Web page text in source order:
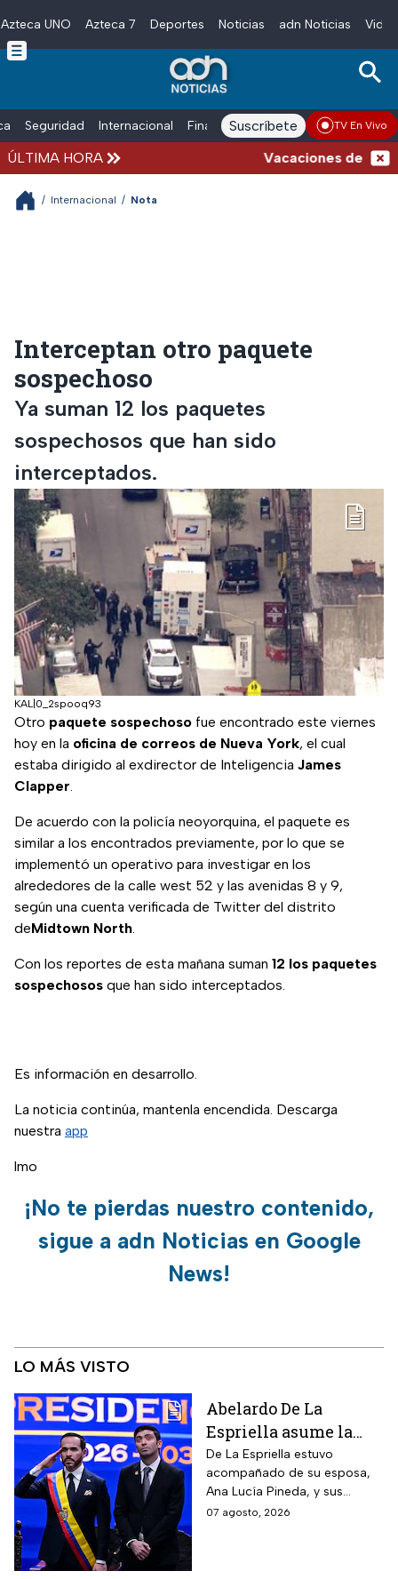
Skip to main content
Azteca UNO Azteca 7 Deportes Noticias adn Noticias
Seguridad Internacional Finanzas adn Noticias Radio
Suscríbete TV En Vivo
ÚLTIMA HORA Vacaciones de
/ Internacional / Nota
Interceptan otro paquete
sospechoso
Ya suman 12 los paquetes
sospechosos que han sido
interceptados.
KAL|0_2spooq93
Otro paquete sospechoso fue encontrado este viernes
hoy en la oficina de correos de Nueva York, el cual
estaba dirigido al exdirector de Inteligencia James
Clapper.
De acuerdo con la policía neoyorquina, el paquete es
similar a los encontrados previamente, por lo que se
implementó un operativo para investigar en los
alrededores de la calle west 52 y las avenidas 8 y 9,
según una cuenta verificada de Twitter del distrito
deMidtown North.
Con los reportes de esta mañana suman 12 los paquetes
sospechosos que han sido interceptados.
Es información en desarrollo.
La noticia continúa, mantenla encendida. Descarga
nuestra app
lmo
¡No te pierdas nuestro contenido,
sigue a adn Noticias en Google
News!
LO MÁS VISTO
Abelardo De La
Espriella asume la
presidencia de
Colombia; así fue su
atípica investidura en
Cali
De La Espriella estuvo
acompañado de su esposa,
Ana Lucía Pineda, y sus
cuatro hijos, además de los
07 agosto, 2026